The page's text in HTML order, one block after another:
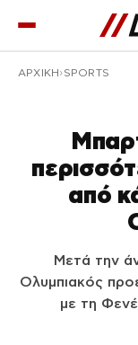
ΑΡΧΙΚΉ SPORTS
από
Μετά την
Ολυμπιακός
με τη